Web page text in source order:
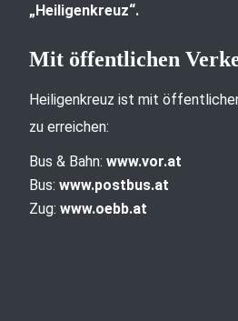
„Heiligenkreuz“.
Mit öffentlichen
Heiligenkreuz ist mit
zu erreichen:
Bus & Bahn: www.vor.at
Bus: www.postbus.at
Zug: www.oebb.at